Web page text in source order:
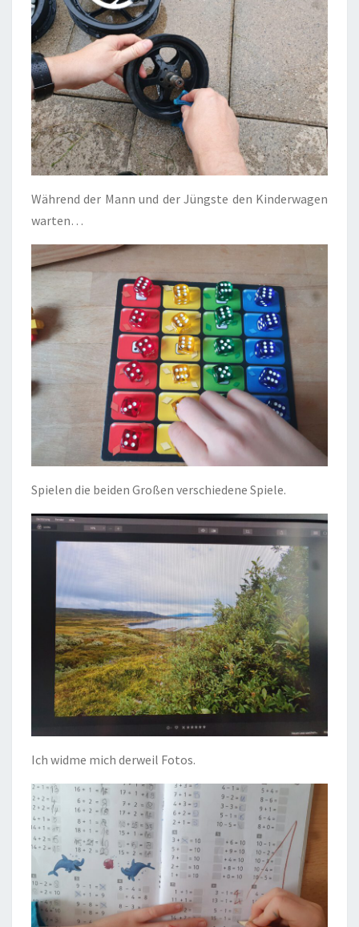
Während der Mann und der Jüngste den Kinderwagen
warten…
Spielen die beiden Großen verschiedene Spiele.
Ich widme mich derweil Fotos.